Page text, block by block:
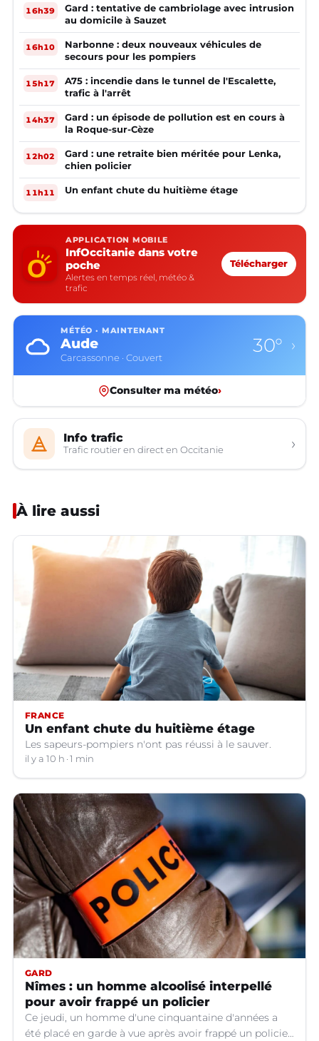
16h39
Gard : tentative de cambriolage avec intrusion
au domicile à Sauzet
16h10
Narbonne : deux nouveaux véhicules de
secours pour les pompiers
15h17
A75 : incendie dans le tunnel de l'Escalette,
trafic à l'arrêt
14h37
Gard : un épisode de pollution est en cours à
la Roque-sur-Cèze
12h02
Gard : une retraite bien méritée pour Lenka,
chien policier
11h11 Un enfant chute du huitième étage
APPLICATION MOBILE
InfOccitanie dans votre
poche
Alertes en temps réel, météo &
trafic
Télécharger
MÉTÉO · MAINTENANT
Aude
Carcassonne · Couvert
30° ›
Consulter ma météo›
Info trafic
Trafic routier en direct en Occitanie ›
À lire aussi
FRANCE
Un enfant chute du huitième étage
Les sapeurs-pompiers n'ont pas réussi à le sauver.
il y a 10 h 1 min
GARD
Nîmes : un homme alcoolisé interpellé
pour avoir frappé un policier
Ce jeudi, un homme d'une cinquantaine d'années a
été placé en garde à vue après avoir frappé un policier